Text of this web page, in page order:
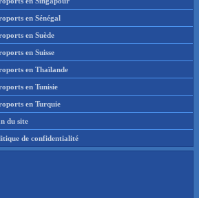
en Sénégal
en Suède
en Suisse
en Thaïlande
en Tunisie
en Turquie
du site
de confidentialité